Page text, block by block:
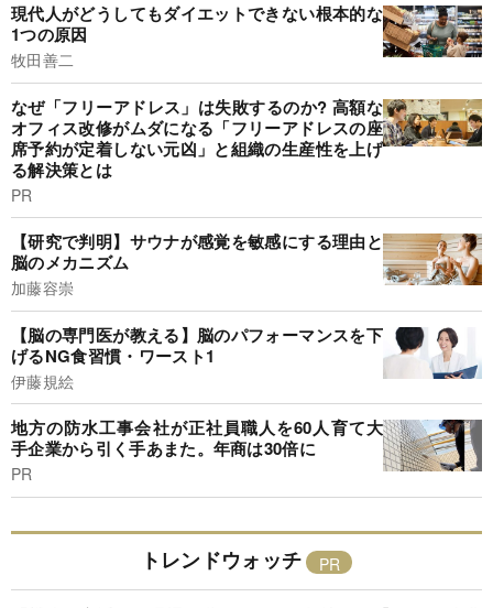
現代人がどうしてもダイエットできない根本的な
1つの原因
牧田善二
なぜ「フリーアドレス」は失敗するのか? 高額な
オフィス改修がムダになる「フリーアドレスの座
席予約が定着しない元凶」と組織の生産性を上げ
る解決策とは
PR
【研究で判明】サウナが感覚を敏感にする理由と
脳のメカニズム
加藤容崇
【脳の専門医が教える】脳のパフォーマンスを下
げるNG食習慣・ワースト1
伊藤規絵
地方の防水工事会社が正社員職人を60人育て大
手企業から引く手あまた。年商は30倍に
PR
トレンドウォッチ